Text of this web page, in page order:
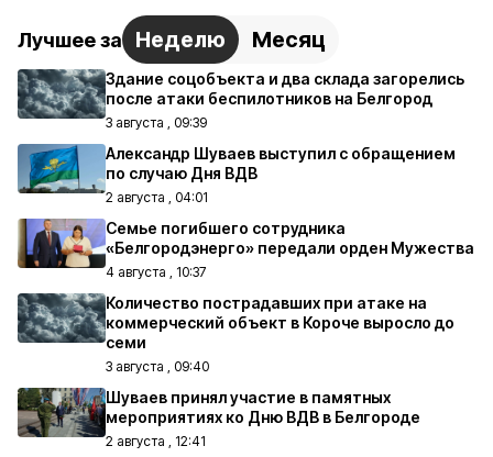
Лучшее за Неделю Месяц
Здание соцобъекта и два склада загорелись
после атаки беспилотников на Белгород
3 августа , 09:39
Александр Шуваев выступил с обращением
по случаю Дня ВДВ
2 августа , 04:01
Семье погибшего сотрудника
«Белгородэнерго» передали орден Мужества
4 августа , 10:37
Количество пострадавших при атаке на
коммерческий объект в Короче выросло до
семи
3 августа , 09:40
Шуваев принял участие в памятных
мероприятиях ко Дню ВДВ в Белгороде
2 августа , 12:41